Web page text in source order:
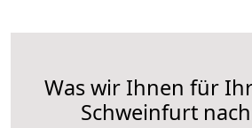
Was wir Ihnen für
Schweinfurt